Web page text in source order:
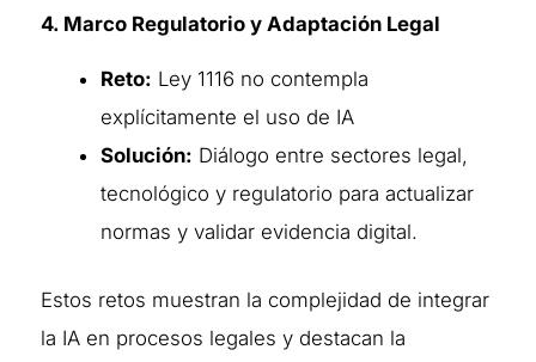
4. Marco Regulatorio y Adaptación Legal
Reto: Ley 1116 no contempla
explícitamente el uso de IA
Solución: Diálogo entre sectores legal,
tecnológico y regulatorio para actualizar
normas y validar evidencia digital.
Estos retos muestran la complejidad de integrar
la IA en procesos legales y destacan la